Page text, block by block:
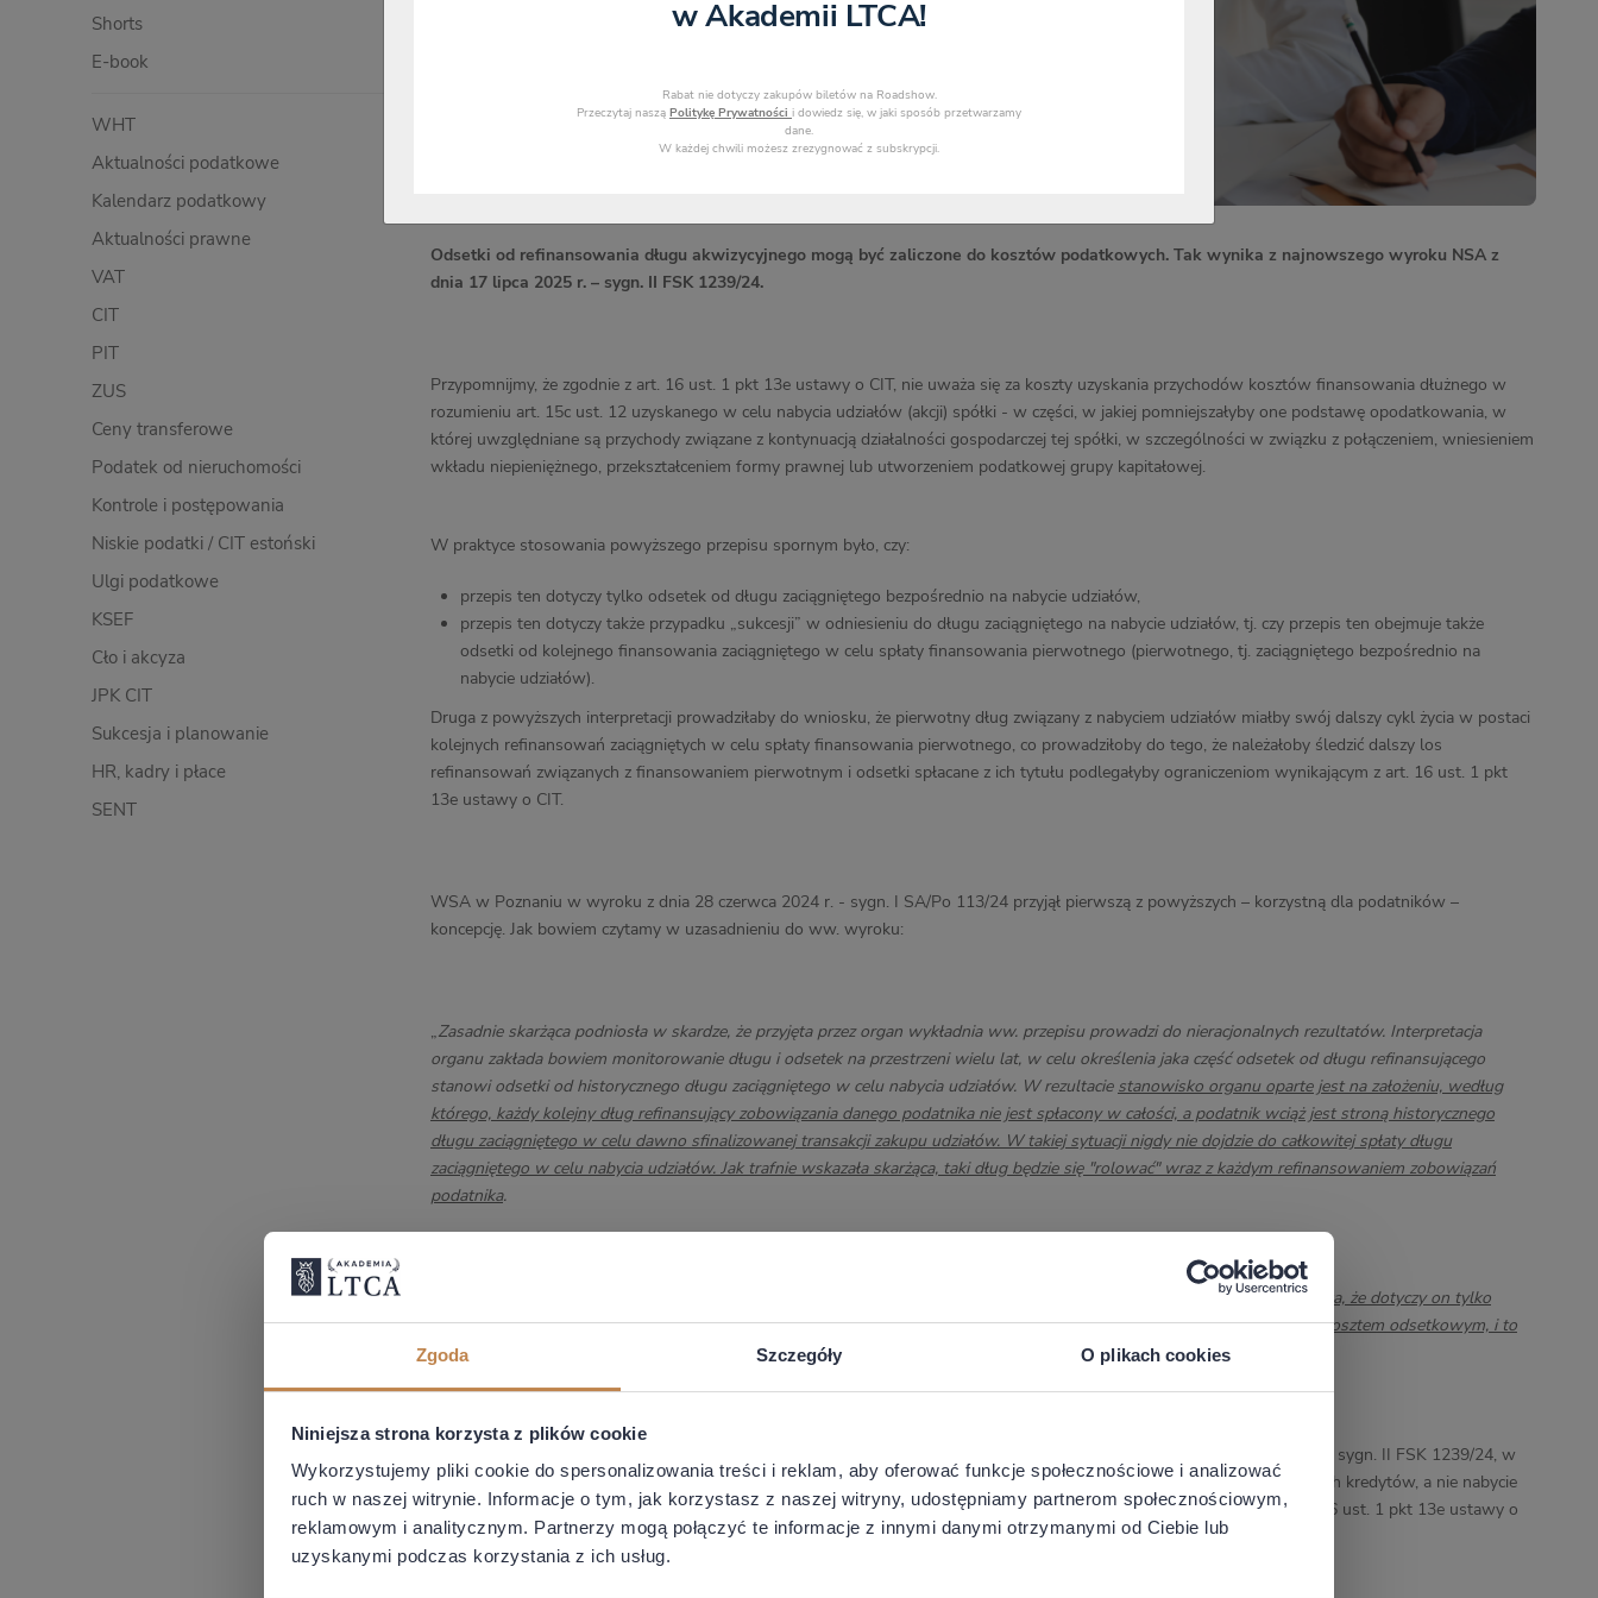
Zgoda Szczegóły O plikach cookies
Niniejsza strona korzysta z plików cookie
Wykorzystujemy pliki cookie do spersonalizowania treści i reklam, aby oferować funkcje społecznościowe i analizować
ruch w naszej witrynie. Informacje o tym, jak korzystasz z naszej witryny, udostępniamy partnerom społecznościowym,
reklamowym i analitycznym. Partnerzy mogą połączyć te informacje z innymi danymi otrzymanymi od Ciebie lub
uzyskanymi podczas korzystania z ich usług.
Odsetki od refinansowania długu akwizycyjnego mogą być zaliczone do kosztów podatkowych. Tak wynika z najnowszego wyroku NSA z
dnia 17 lipca 2025 r. – sygn. II FSK 1239/24.
Przypomnijmy, że zgodnie z art. 16 ust. 1 pkt 13e ustawy o CIT, nie uważa się za koszty uzyskania przychodów kosztów finansowania dłużnego w
rozumieniu art. 15c ust. 12 uzyskanego w celu nabycia udziałów (akcji) spółki - w części, w jakiej pomniejszałyby one podstawę opodatkowania, w
której uwzględniane są przychody związane z kontynuacją działalności gospodarczej tej spółki, w szczególności w związku z połączeniem, wniesieniem
wkładu niepieniężnego, przekształceniem formy prawnej lub utworzeniem podatkowej grupy kapitałowej.
W praktyce stosowania powyższego przepisu spornym było, czy:
przepis ten dotyczy tylko odsetek od długu zaciągniętego bezpośrednio na nabycie udziałów,
przepis ten dotyczy także przypadku „sukcesji” w odniesieniu do długu zaciągniętego na nabycie udziałów, tj. czy przepis ten obejmuje także
odsetki od kolejnego finansowania zaciągniętego w celu spłaty finansowania pierwotnego (pierwotnego, tj. zaciągniętego bezpośrednio na
nabycie udziałów).
Druga z powyższych interpretacji prowadziłaby do wniosku, że pierwotny dług związany z nabyciem udziałów miałby swój dalszy cykl życia w postaci
kolejnych refinansowań zaciągniętych w celu spłaty finansowania pierwotnego, co prowadziłoby do tego, że należałoby śledzić dalszy los
refinansowań związanych z finansowaniem pierwotnym i odsetki spłacane z ich tytułu podlegałyby ograniczeniom wynikającym z art. 16 ust. 1 pkt
13e ustawy o CIT.
WSA w Poznaniu w wyroku z dnia 28 czerwca 2024 r. - sygn. I SA/Po 113/24 przyjął pierwszą z powyższych – korzystną dla podatników –
koncepcję. Jak bowiem czytamy w uzasadnieniu do ww. wyroku:
„Zasadnie skarżąca podniosła w skardze, że przyjęta przez organ wykładnia ww. przepisu prowadzi do nieracjonalnych rezultatów. Interpretacja
organu zakłada bowiem monitorowanie długu i odsetek na przestrzeni wielu lat, w celu określenia jaka część odsetek od długu refinansującego
stanowi odsetki od historycznego długu zaciągniętego w celu nabycia udziałów. W rezultacie stanowisko organu oparte jest na założeniu, według
którego, każdy kolejny dług refinansujący zobowiązania danego podatnika nie jest spłacony w całości, a podatnik wciąż jest stroną historycznego
długu zaciągniętego w celu dawno sfinalizowanej transakcji zakupu udziałów. W takiej sytuacji nigdy nie dojdzie do całkowitej spłaty długu
zaciągniętego w celu nabycia udziałów. Jak trafnie wskazała skarżąca, taki dług będzie się "rolować" wraz z każdym refinansowaniem zobowiązań
podatnika.
nie da się pogodzić z językową wykładnią spornego przepisu, z której bezspornie wynika, że dotyczy on tylko
przypadków odsetek od długu na nabycie udziałów, a zatem tylko bezpośredni dług akwizycyjny skutkuje nieodliczalnym kosztem odsetkowym, i to
tylko w sytuacji konsolidacji spółki nabywającej z celem akwizycyjnym
Tezy powyższego wyroku WSA w Poznaniu zostały niedawno podtrzymane przez NSA w wyroku z dnia 17 lipca 2025 r. – sygn. II FSK 1239/24, w
którym NSA potwierdził słowami sędzi Wrzesińskiej-Nowackiej, że celem kredytu refinansowego jest spłacenie poprzednich kredytów, a nie nabycie
udziałów. W rezultacie, kolejne refinansowania pierwotnego długu akwizycyjnego nie powinny być objęte przepisem art. 16 ust. 1 pkt 13e ustawy o
CIT.
Shorts
E-book
WHT
Aktualności podatkowe
Kalendarz podatkowy
Aktualności prawne
VAT
CIT
PIT
ZUS
Ceny transferowe
Podatek od nieruchomości
Kontrole i postępowania
Niskie podatki / CIT estoński
Ulgi podatkowe
KSEF
Cło i akcyza
JPK CIT
Sukcesja i planowanie
HR, kadry i płace
SENT
w Akademii LTCA!
Rabat nie dotyczy zakupów biletów na Roadshow.
Przeczytaj naszą Politykę Prywatności i dowiedz się, w jaki sposób przetwarzamy
dane.
W każdej chwili możesz zrezygnować z subskrypcji.